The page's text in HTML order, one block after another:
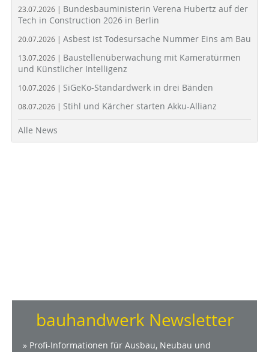
23.07.2026 | Bundesbauministerin Verena Hubertz auf der
Tech in Construction 2026 in Berlin
20.07.2026 | Asbest ist Todesursache Nummer Eins am Bau
13.07.2026 | Baustellenüberwachung mit Kameratürmen
und Künstlicher Intelligenz
10.07.2026 | SiGeKo-Standardwerk in drei Bänden
08.07.2026 | Stihl und Kärcher starten Akku-Allianz
Alle News
bauhandwerk Newsletter
» Profi-Informationen für Ausbau, Neubau und